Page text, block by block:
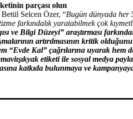
parçası olun
Selcen Özer, “Bugün dünyada her
farkındalık yaratabilmek çok
ve Bilgi Düzeyi” araştırması
artırılmasının kritik
“Evde Kal” çağrılarına uyarak
etiketi ile sosyal medya
katkıda bulunmaya ve